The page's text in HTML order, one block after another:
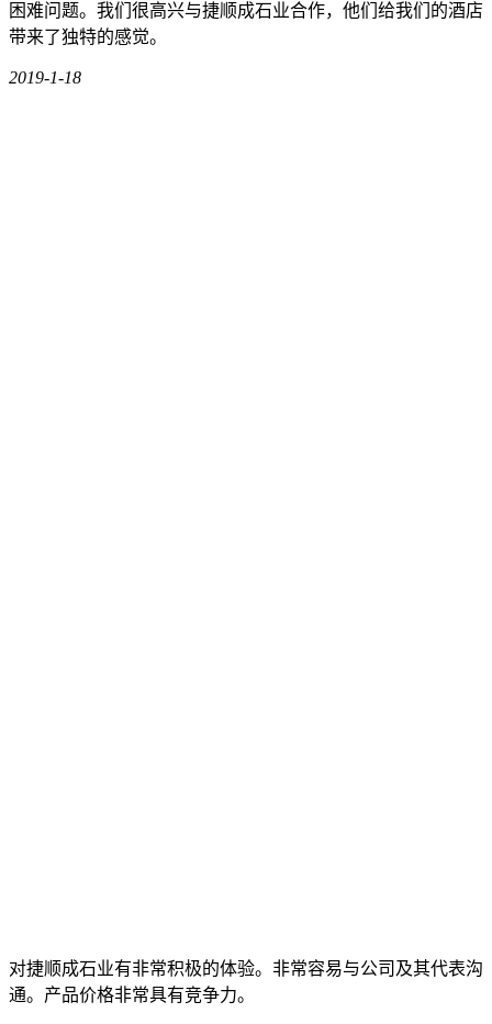
困难问题。我们很高兴与捷顺成石业合作，他们给我们的酒店
带来了独特的感觉。
2019-1-18
对捷顺成石业有非常积极的体验。非常容易与公司及其代表沟
通。产品价格非常具有竞争力。